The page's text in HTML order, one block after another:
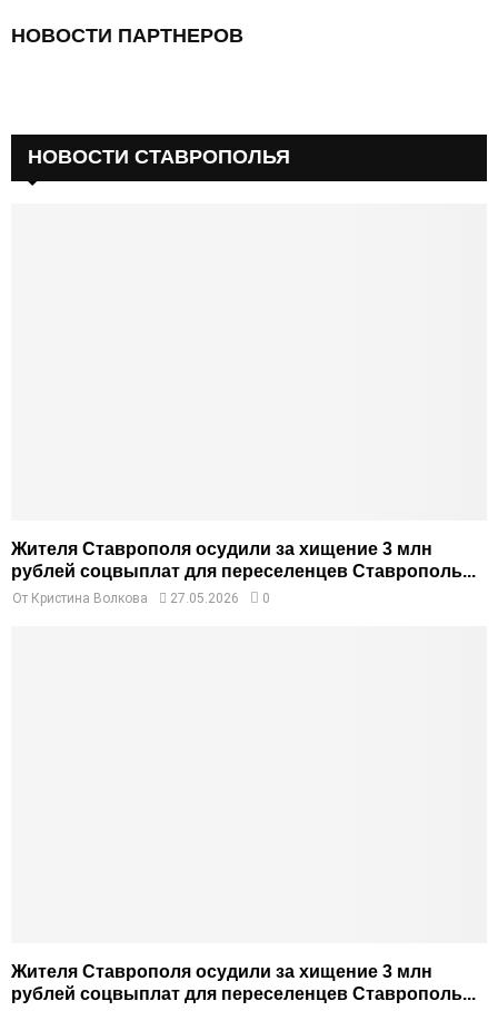
НОВОСТИ ПАРТНЕРОВ
НОВОСТИ СТАВРОПОЛЬЯ
Жителя Ставрополя осудили за хищение 3 млн
рублей соцвыплат для переселенцев Ставрополь...
От Кристина Волкова 27.05.2026 0
Жителя Ставрополя осудили за хищение 3 млн
рублей соцвыплат для переселенцев Ставрополь...